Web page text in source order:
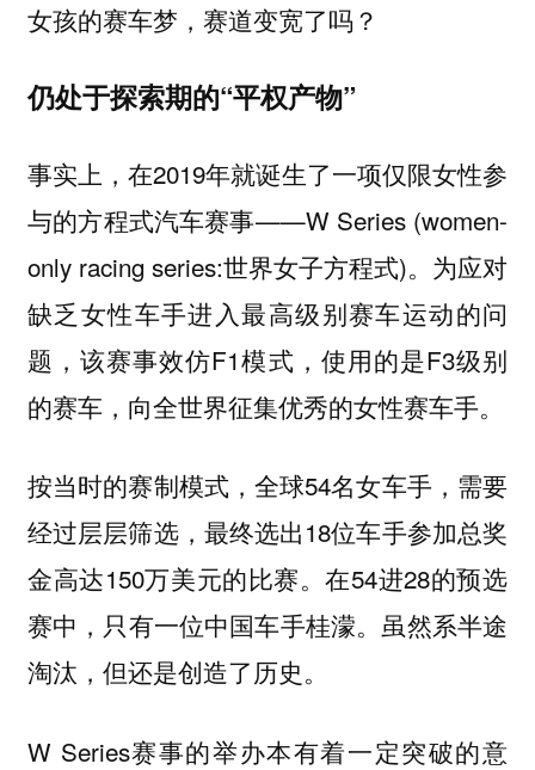
女孩的赛车梦，赛道变宽了吗？
仍处于探索期的“平权产物”
事实上，在2019年就诞生了一项仅限女性参
与的方程式汽车赛事——W Series (women-
only racing series:世界女子方程式)。为应对
缺乏女性车手进入最高级别赛车运动的问
题，该赛事效仿F1模式，使用的是F3级别
的赛车，向全世界征集优秀的女性赛车手。
按当时的赛制模式，全球54名女车手，需要
经过层层筛选，最终选出18位车手参加总奖
金高达150万美元的比赛。在54进28的预选
赛中，只有一位中国车手桂濛。虽然系半途
淘汰，但还是创造了历史。
W Series赛事的举办本有着一定突破的意